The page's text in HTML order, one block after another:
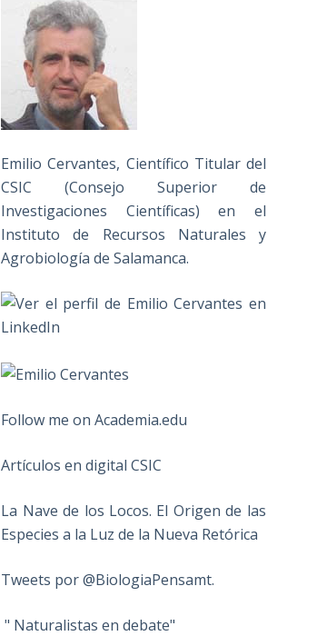
Emilio Cervantes, Científico Titular del
CSIC (Consejo Superior de
Investigaciones Científicas) en el
Instituto de Recursos Naturales y
Agrobiología de Salamanca.
Follow me on Academia.edu
Artículos en digital CSIC
La Nave de los Locos. El Origen de las
Especies a la Luz de la Nueva Retórica
Tweets por @BiologiaPensamt.
" Naturalistas en debate"